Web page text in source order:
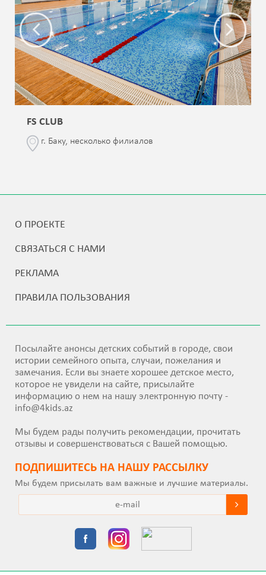
FS CLUB
г. Баку, несколько филиалов
О ПРОЕКТЕ
СВЯЗАТЬСЯ С НАМИ
РЕКЛАМА
ПРАВИЛА ПОЛЬЗОВАНИЯ
Посылайте анонсы детских событий в городе, свои
истории семейного опыта, случаи, пожелания и
замечания. Если вы знаете хорошее детское место,
которое не увидели на сайте, присылайте
информацию о нем на нашу электронную почту -
info@4kids.az
Мы будем рады получить рекомендации, прочитать
отзывы и совершенствоваться с Вашей помощью.
ПОДПИШИТEСЬ НА НАШУ РАССЫЛКУ
Мы будем присылать вам важные и лучшие материалы.